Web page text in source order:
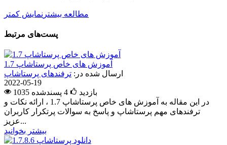
مطالعه بیشتر نمایش کمتر
پست‌های مرتبط
آموزش های خاص پرستاشاپ 1.7
ارسال شده در: ترفندهای پرستاشاپ
2022-05-19
1035 بازدید
4 پسندشده
در این مقاله به آموزش های خاص پرستاشاپ 1.7 ، ارائه نکات و
ترفندهای مهم پرستاشاپ و پاسخ به سوالات پرتکرار کاربران
عزیز...
بیشتر بخوانید